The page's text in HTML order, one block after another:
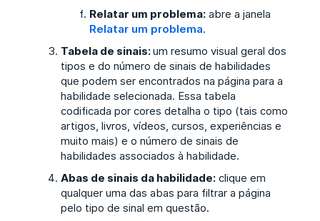
Relatar um problema:abre a janela
Relatar um problema.
Tabela de sinais:um resumo visual geral dos
tipos e do número de sinais de habilidades
que podem ser encontrados na página para a
habilidade selecionada. Essa tabela
codificada por cores detalha o tipo (tais como
artigos, livros, vídeos, cursos, experiências e
muito mais) e o número de sinais de
habilidades associados à habilidade.
Abas de sinais da habilidade:clique em
qualquer uma das abas para filtrar a página
pelo tipo de sinal em questão.